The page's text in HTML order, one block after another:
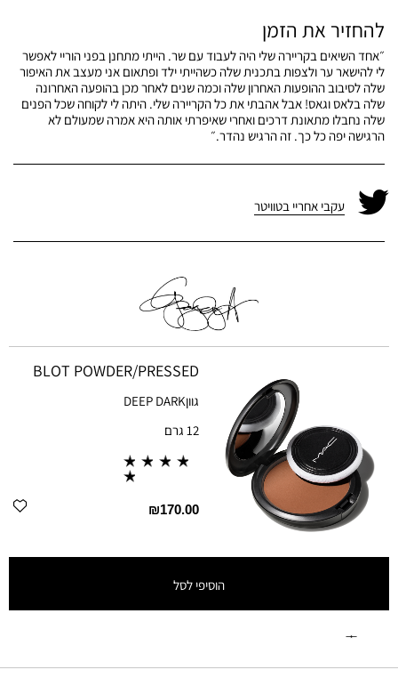
להחזיר את הזמן
״אחד השיאים בקריירה שלי היה לעבוד עם שר. הייתי מתחנן בפני הוריי לאפשר
לי להישאר ער ולצפות בתכנית שלה כשהייתי ילד ופתאום אני מעצב את האיפור
שלה לסיבוב ההופעות האחרון שלה וכמה שנים לאחר מכן בהופעה האחרונה
שלה בלאס וגאס! אבל אהבתי את כל הקריירה שלי. היתה לי לקוחה שכל הפנים
שלה נחבלו מתאונת דרכים ואחרי שאיפרתי אותה היא אמרה שמעולם לא
הרגישה יפה כל כך. זה הרגיש נהדר.״
עקבי אחריי בטוויטר
BLOT POWDER/PRESSED
גווןDEEP DARK
12 גרם
₪170.00
הוסיפי לסל